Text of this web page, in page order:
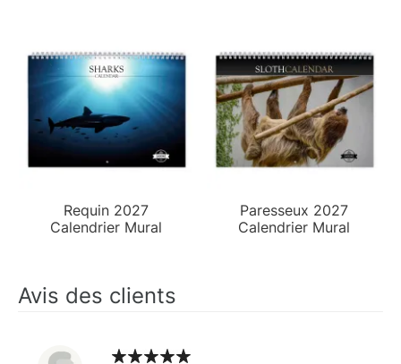
Requin 2027
Calendrier Mural
Paresseux 2027
Calendrier Mural
Avis des clients